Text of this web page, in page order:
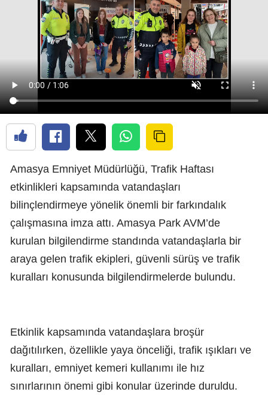
Amasya Emniyet Müdürlüğü, Trafik Haftası
etkinlikleri kapsamında vatandaşları
bilinçlendirmeye yönelik önemli bir farkındalık
çalışmasına imza attı. Amasya Park AVM’de
kurulan bilgilendirme standında vatandaşlarla bir
araya gelen trafik ekipleri, güvenli sürüş ve trafik
kuralları konusunda bilgilendirmelerde bulundu.
Etkinlik kapsamında vatandaşlara broşür
dağıtılırken, özellikle yaya önceliği, trafik ışıkları ve
kuralları, emniyet kemeri kullanımı ile hız
sınırlarının önemi gibi konular üzerinde duruldu.